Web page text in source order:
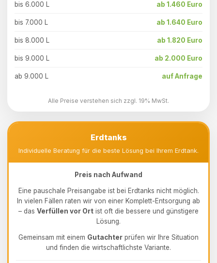
bis 6.000 L ab 1.460 Euro
bis 7.000 L ab 1.640 Euro
bis 8.000 L ab 1.820 Euro
bis 9.000 L ab 2.000 Euro
ab 9.000 L auf Anfrage
Alle Preise verstehen sich zzgl. 19% MwSt.
Erdtanks
Individuelle Beratung für die beste Lösung bei Ihrem Erdtank.
Preis nach Aufwand
Eine pauschale Preisangabe ist bei Erdtanks nicht möglich.
In vielen Fällen raten wir von einer Komplett-Entsorgung ab
– das Verfüllen vor Ort ist oft die bessere und günstigere
Lösung.
Gemeinsam mit einem Gutachter prüfen wir Ihre Situation
und finden die wirtschaftlichste Variante.